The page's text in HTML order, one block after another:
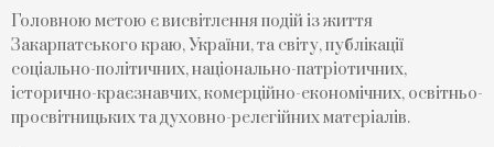
Головною метою є висвітлення подій із життя
Закарпатського краю, України, та світу, публікації
соціально-політичних, національно-патріотичних,
історично-краєзнавчих, комерційно-економічних, освітньо-
просвітницьких та духовно-релегійних матеріалів.